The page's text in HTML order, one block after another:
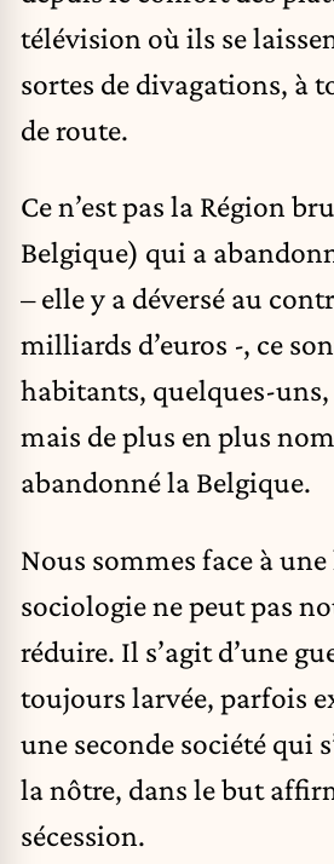
télévision où ils se
sortes de divagations, à
de route.
Ce n’est pas la Région
Belgique) qui a
– elle y a déversé au
milliards d’euros -, ce
habitants, quelques-
mais de plus en plus
abandonné la Belgique.
Nous sommes face à
sociologie ne peut pas
réduire. Il s’agit d’une
toujours larvée, parfois
une seconde société qui
la nôtre, dans le but
sécession.